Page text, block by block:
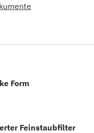
Form
Feinstaubfilter